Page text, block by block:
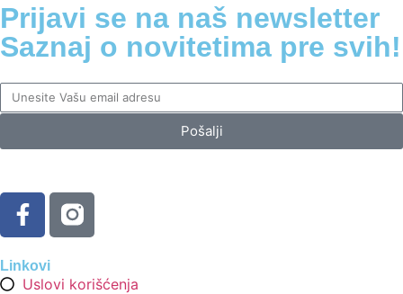
Prijavi se na naš newsletter
Saznaj o novitetima pre svih!
Pošalji
Linkovi
Uslovi korišćenja